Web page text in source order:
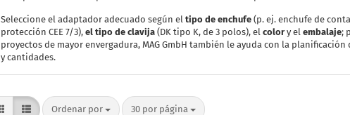
Seleccione el adaptador adecuado según eltipo de enchufe (p. ej. enchufe de
protección CEE 7/3),el tipo de clavija (DK tipo K, de 3 polos), elcolory elembalaje;
proyectos de mayor envergadura, MAG GmbH también le ayuda con la planificación
y cantidades.
Ordenar por
Ordenar por 30 por página
por página